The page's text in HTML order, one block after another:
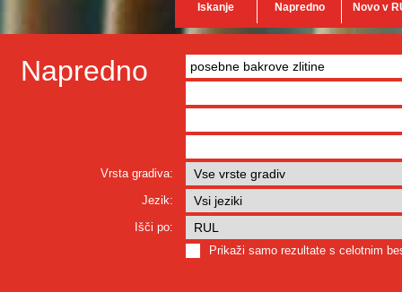
Iskanje Napredno Novo v
Napredno
Vrsta gradiva:
Jezik:
Išči po:
Prikaži samo rezultate s celotnim